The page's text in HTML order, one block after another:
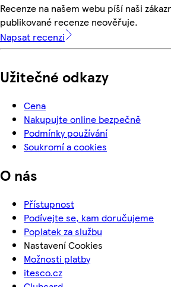
Recenze na našem webu píší naši
publikované recenze neověřuje.
Napsat recenzi
Užitečné odkazy
Cena
Nakupujte online bezpečně
Podmínky používání
Soukromí a cookies
O nás
Přístupnost
Podívejte se, kam doručujeme
Poplatek za službu
Nastavení Cookies
Možnosti platby
itesco.cz